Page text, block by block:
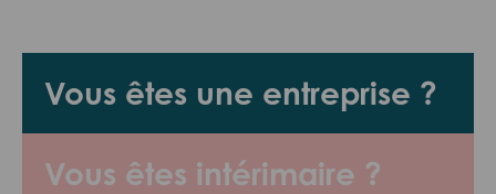
Vous êtes une entreprise ?
Vous êtes intérimaire ?